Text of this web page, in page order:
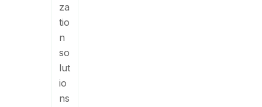
za
tio
n
so
lut
io
ns